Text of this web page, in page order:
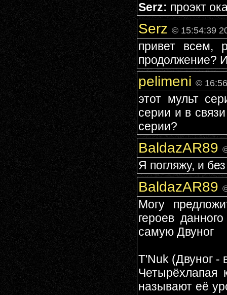
Serz: проэкт
Serz © 15:54:39
привет всем,
продолжение?
pelimeni ©
этот мульт
серии и в
серии?
BaldazAR89
Я погляжу, и
BaldazAR89
Могу
героев
самую Двуног
T'Nuk (Двуног -
Четырёхлапая
называют её